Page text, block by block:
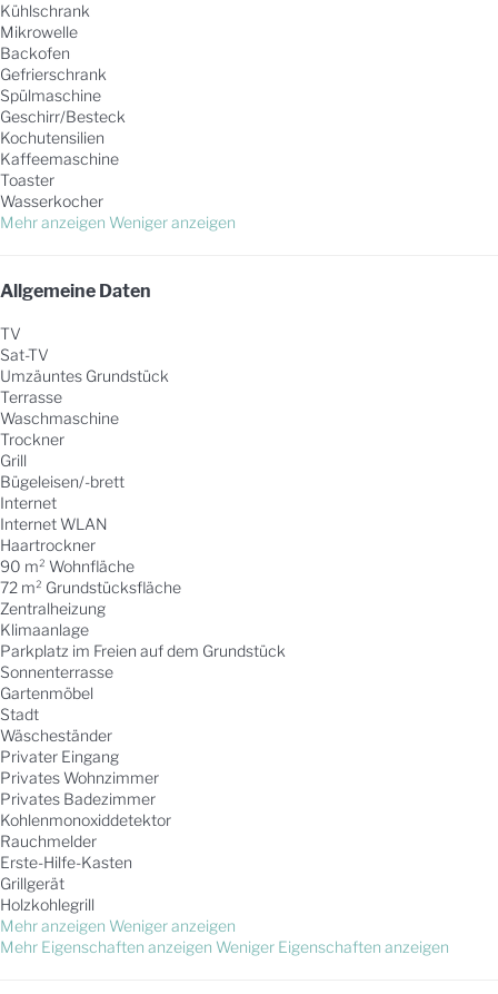
Kühlschrank
Mikrowelle
Backofen
Gefrierschrank
Spülmaschine
Geschirr/Besteck
Kochutensilien
Kaffeemaschine
Toaster
Wasserkocher
Mehr anzeigen Weniger anzeigen
Allgemeine Daten
TV
Sat-TV
Umzäuntes Grundstück
Terrasse
Waschmaschine
Trockner
Grill
Bügeleisen/-brett
Internet
Internet WLAN
Haartrockner
90 m² Wohnfläche
72 m² Grundstücksfläche
Zentralheizung
Klimaanlage
Parkplatz im Freien auf dem Grundstück
Sonnenterrasse
Gartenmöbel
Stadt
Wäscheständer
Privater Eingang
Privates Wohnzimmer
Privates Badezimmer
Kohlenmonoxiddetektor
Rauchmelder
Erste-Hilfe-Kasten
Grillgerät
Holzkohlegrill
Mehr anzeigen Weniger anzeigen
Mehr Eigenschaften anzeigen Weniger Eigenschaften anzeigen